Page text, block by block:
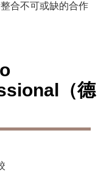
合不可或缺的合作
（德